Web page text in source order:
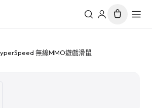
無線MMO遊戲滑鼠